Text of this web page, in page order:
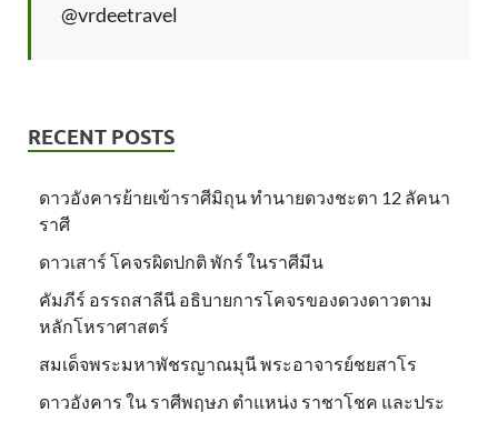
@vrdeetravel
RECENT POSTS
ดาวอังคารย้ายเข้าราศีมิถุน ทำนายดวงชะตา 12 ลัคนา
ราศี
ดาวเสาร์ โคจรผิดปกติ พักร์ ในราศีมีน
คัมภีร์ อรรถสาลีนี อธิบายการโคจรของดวงดาวตาม
หลักโหราศาสตร์
สมเด็จพระมหาพัชรญาณมุนี พระอาจารย์ชยสาโร
ดาวอังคาร ใน ราศีพฤษภ ตำแหน่ง ราชาโชค และประ